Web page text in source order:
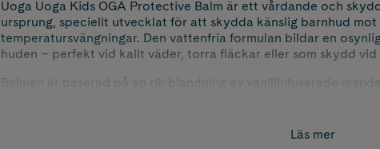
Uoga Uoga Kids OGA Protective Balm är ett vårdande och
ursprung, speciellt utvecklat för att skydda känslig barnhud
temperatursvängningar. Den vattenfria formulan bildar en
huden – perfekt vid kallt väder, torra fläckar eller som skydd
Balmen är baserad på en rik blandning av vaniljinfuserade
OGA är dermatologiskt testad, COSMOS Natural-certifierad
Läs mer